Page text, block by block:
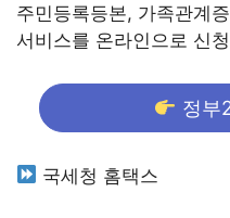
주민등록등본, 가족관계
서비스를 온라인으로 신
정부
국세청 홈택스